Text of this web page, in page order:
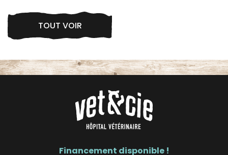
TOUT VOIR
Financement disponible !